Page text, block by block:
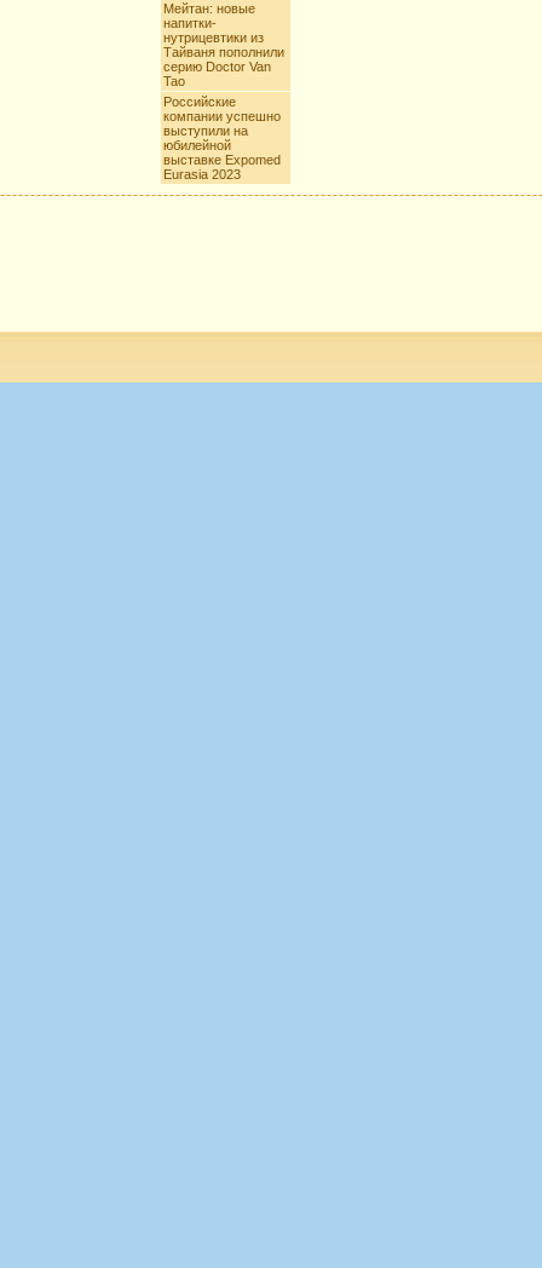
Мейтан: новые
напитки-
нутрицевтики из
Тайваня пополнили
серию Doctor Van
Tao
Российские
компании успешно
выступили на
юбилейной
выставке Expomed
Eurasia 2023